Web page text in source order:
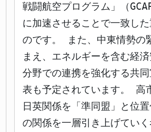
戦闘航空プログラム」（
に加速させることで一致し
のです。 また、中東情勢の
まえ、エネルギーを含む経
分野での連携を強化する共
表も予定されています。 高
日英関係を「準同盟」と位
の関係を一層引き上げてい